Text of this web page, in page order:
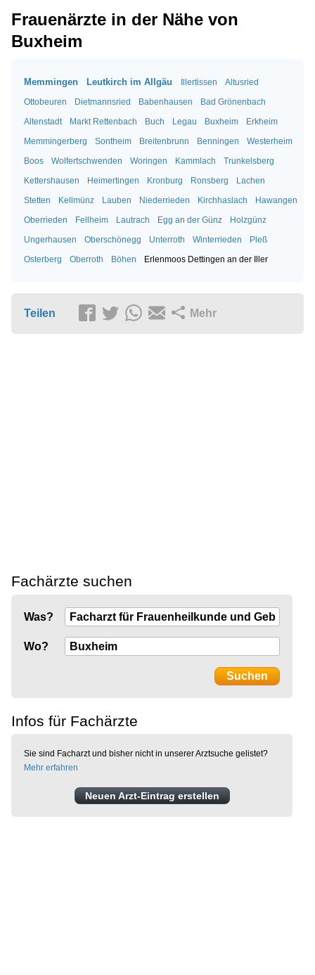
Frauenärzte in der Nähe von
Buxheim
Memmingen Leutkirch im Allgäu Illertissen
Altusried
Ottobeuren
Dietmannsried Babenhausen
Bad Grönenbach
Altenstadt
Markt Rettenbach Buch Legau Buxheim
Erkheim
Memmingerberg
Sontheim Breitenbrunn Benningen
Westerheim
Boos
Wolfertschwenden Woringen Kammlach
Trunkelsberg
Kettershausen
Heimertingen Kronburg Ronsberg
Lachen
Stetten
Kellmünz Lauben Niederrieden Kirchhaslach
Hawangen
Oberrieden
Fellheim Lautrach Egg an der Günz
Holzgünz
Ungerhausen
Oberschönegg Unterroth Winterrieden
Pleß
Osterberg
Oberroth Böhen Erlenmoos Dettingen an der Iller
Teilen Mehr
Fachärzte suchen
Was?
Wo?
Infos für Fachärzte
Sie sind Facharzt und bisher nicht in unserer Arztsuche gelistet?
Mehr erfahren
Neuen Arzt-Eintrag erstellen